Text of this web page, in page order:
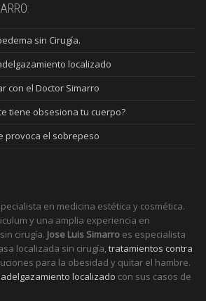
sin Cirugía.
localizado
con el Doctor Simarro
tiene obsesiona tu cuerpo?
provoca el sobrepeso
en medicina estética y cosmética.
y una amplia experiencia en
cirugía. Jose Luis Simarro es especialista
localizada sin cirugía,tratamientos contra
para la obesidad y quitar el hambre.
localizado con sus casos de